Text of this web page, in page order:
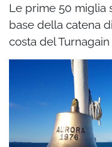
Le prime 50 miglia
base della catena
costa del Turnagain